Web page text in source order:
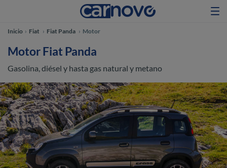
Inicio Fiat Fiat Panda Motor
Motor Fiat Panda
Gasolina, diésel y hasta gas natural y metano